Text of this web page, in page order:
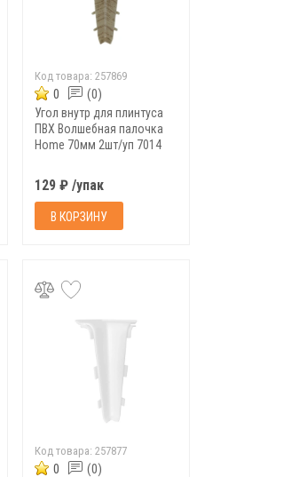
Код товара:257869
0 (0)
Угол внутр для плинтуса
ПВХ Волшебная палочка
Home 70мм 2шт/уп 7014
129 ₽ /упак
В КОРЗИНУ
Код товара:257877
0 (0)